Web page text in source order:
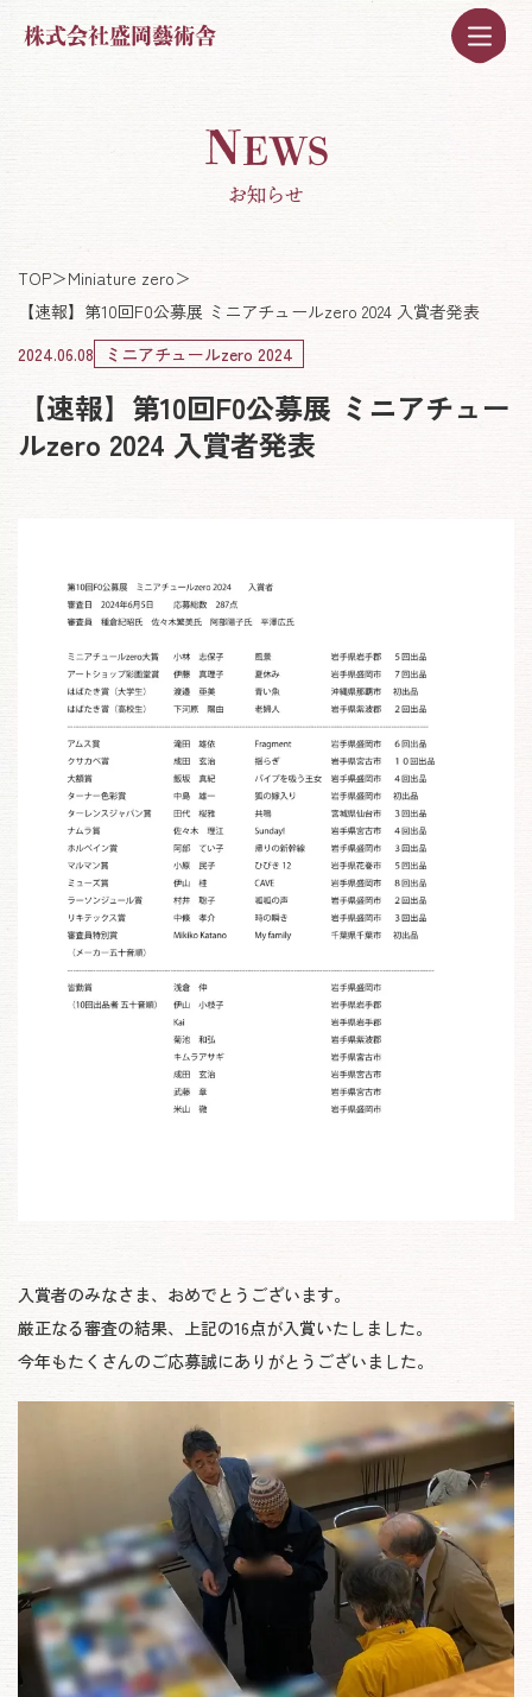
株式会社盛岡藝術舎
NEWS
お知らせ
TOP＞Miniature zero＞
【速報】第10回F0公募展 ミニアチュールzero 2024 入賞者発表
2024.06.08
ミニアチュールzero 2024
【速報】第10回F0公募展 ミニアチュー
ルzero 2024 入賞者発表
入賞者のみなさま、おめでとうございます。
厳正なる審査の結果、上記の16点が入賞いたしました。
今年もたくさんのご応募誠にありがとうございました。